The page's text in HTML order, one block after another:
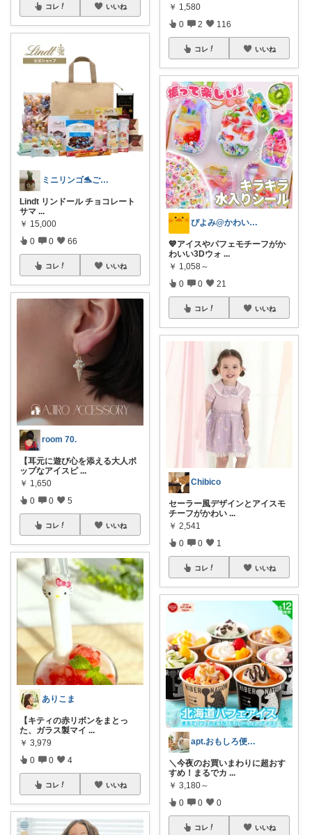
コレ いいね
ミニリンゴ🐬ご縁に感謝🌻ありがとう
Lindt リンドール チョコレート
サマ ...
￥ 15,000
0 0 66
コレ いいね
room 70.
【耳元に遊び心を添える大人ポ
ップなアイスピ ...
￥ 1,650
0 0 5
コレ いいね
ありこま
【キティの赤リボンをまとっ
た、ガラス製マイ ...
￥ 3,979
0 0 4
コレ いいね
￥ 1,580
0 2 116
コレ いいね
ぴよみ@かわいいグッズ紹介🚀🐻🍭
💙アイスやパフェモチーフがか
わいい3Dウォ ...
￥ 1,058～
0 0 21
コレ いいね
Chibico
セーラー風デザインとアイスモ
チーフがかわい ...
￥ 2,541
0 0 1
コレ いいね
apt.おもしろ便利グッズ推し主婦
＼今夜のお買いまわりに超おす
すめ！まるでカ ...
￥ 3,180～
0 0 0
コレ いいね